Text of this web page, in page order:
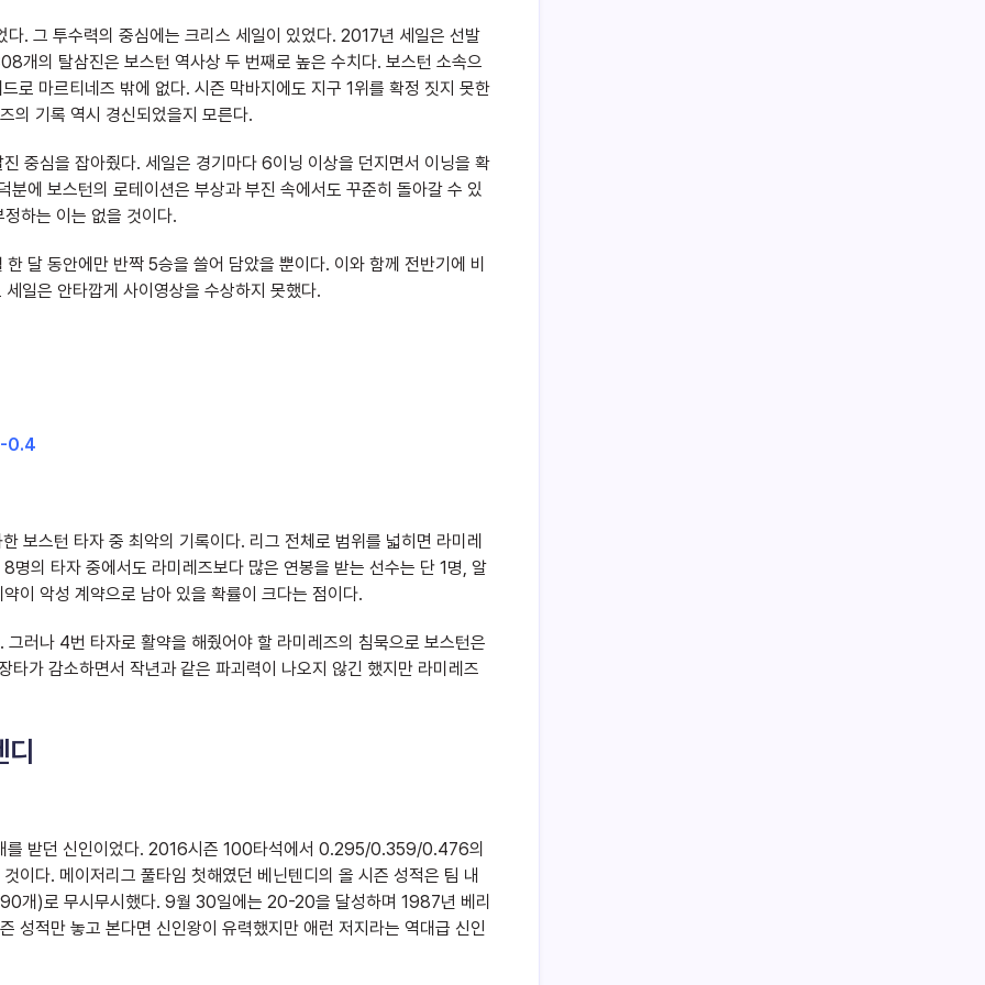
. 그 투수력의 중심에는 크리스 세일이 있었다. 2017년 세일은 선발
개의 탈삼진은 보스턴 역사상 두 번째로 높은 수치다. 보스턴 소속으
로 마르티네즈 밖에 없다. 시즌 막바지에도 지구 1위를 확정 짓지 못한
의 기록 역시 경신되었을지 모른다.
중심을 잡아줬다. 세일은 경기마다 6이닝 이상을 던지면서 이닝을 확
에 보스턴의 로테이션은 부상과 부진 속에서도 꾸준히 돌아갈 수 있
하는 이는 없을 것이다.
달 동안에만 반짝 5승을 쓸어 담았을 뿐이다. 이와 함께 전반기에 비
일은 안타깝게 사이영상을 수상하지 못했다.
0.4
스턴 타자 중 최악의 기록이다. 리그 전체로 범위를 넓히면 라미레
의 타자 중에서도 라미레즈보다 많은 연봉을 받는 선수는 단 1명, 알
이 악성 계약으로 남아 있을 확률이 크다는 점이다.
러나 4번 타자로 활약을 해줬어야 할 라미레즈의 침묵으로 보스턴은
가 감소하면서 작년과 같은 파괴력이 나오지 않긴 했지만 라미레즈
를 받던 신인이었다. 2016시즌 100타석에서 0.295/0.359/0.476의
이다. 메이저리그 풀타임 첫해였던 베닌텐디의 올 시즌 성적은 팀 내
)로 무시무시했다. 9월 30일에는 20-20을 달성하며 1987년 베리
적만 놓고 본다면 신인왕이 유력했지만 애런 저지라는 역대급 신인